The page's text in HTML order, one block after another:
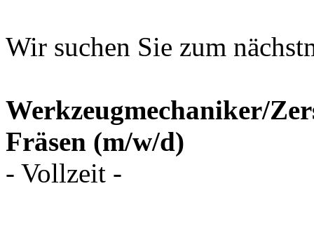
Wir suchen Sie zum
Werkzeugmechaniker/
Fräsen (m/w/d)
- Vollzeit -